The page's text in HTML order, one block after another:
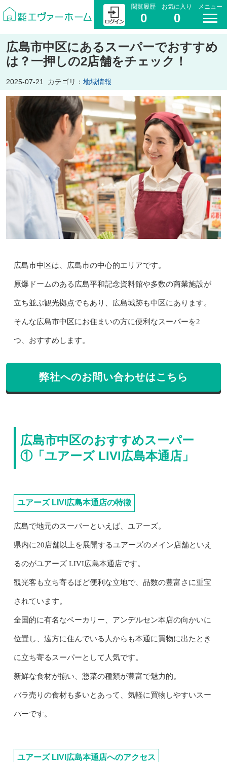
閲覧履歴
0
お気に入り
0
メニュー
広島市中区にあるスーパーでおすすめ
は？一押しの2店舗をチェック！
2025-07-21 カテゴリ： 地域情報
広島市中区は、広島市の中心的エリアです。
原爆ドームのある広島平和記念資料館や多数の商業施設が
立ち並ぶ観光拠点でもあり、広島城跡も中区にあります。
そんな広島市中区にお住まいの方に便利なスーパーを2
つ、おすすめします。
弊社へのお問い合わせはこちら
広島市中区のおすすめスーパー
①「ユアーズ LIVI広島本通店」
ユアーズ LIVI広島本通店の特徴
広島で地元のスーパーといえば、ユアーズ。
県内に20店舗以上を展開するユアーズのメイン店舗といえ
るのがユアーズ LIVI広島本通店です。
観光客も立ち寄るほど便利な立地で、品数の豊富さに重宝
されています。
全国的に有名なベーカリー、アンデルセン本店の向かいに
位置し、遠方に住んでいる人からも本通に買物に出たとき
に立ち寄るスーパーとして人気です。
新鮮な食材が揃い、惣菜の種類が豊富で魅力的。
バラ売りの食材も多いとあって、気軽に買物しやすいスー
パーです。
ユアーズ LIVI広島本通店へのアクセス